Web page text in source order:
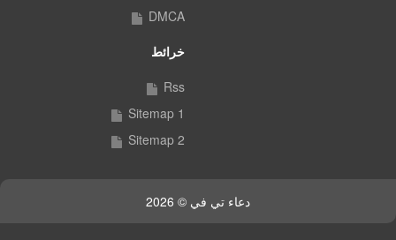
DMCA
خرائط
Rss
Sitemap 1
Sitemap 2
دعاء تي في © 2026